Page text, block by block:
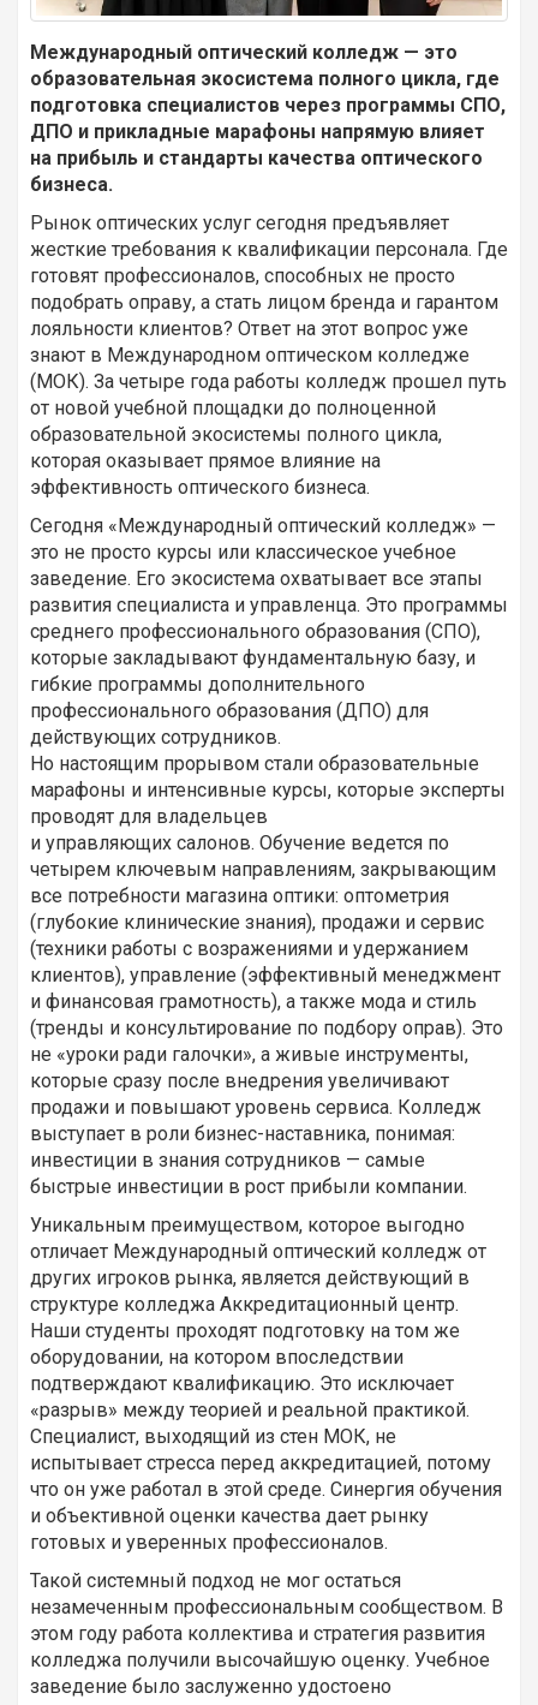
Международный оптический колледж — это
образовательная экосистема полного цикла, где
подготовка специалистов через программы СПО,
ДПО и прикладные марафоны напрямую влияет
на прибыль и стандарты качества оптического
бизнеса.
Рынок оптических услуг сегодня предъявляет
жесткие требования к квалификации персонала. Где
готовят профессионалов, способных не просто
подобрать оправу, а стать лицом бренда и гарантом
лояльности клиентов? Ответ на этот вопрос уже
знают в Международном оптическом колледже
(МОК). За четыре года работы колледж прошел путь
от новой учебной площадки до полноценной
образовательной экосистемы полного цикла,
которая оказывает прямое влияние на
эффективность оптического бизнеса.
Сегодня «Международный оптический колледж» —
это не просто курсы или классическое учебное
заведение. Его экосистема охватывает все этапы
развития специалиста и управленца. Это программы
среднего профессионального образования (СПО),
которые закладывают фундаментальную базу, и
гибкие программы дополнительного
профессионального образования (ДПО) для
действующих сотрудников.
Но настоящим прорывом стали образовательные
марафоны и интенсивные курсы, которые эксперты
проводят для владельцев
и управляющих салонов. Обучение ведется по
четырем ключевым направлениям, закрывающим
все потребности магазина оптики: оптометрия
(глубокие клинические знания), продажи и сервис
(техники работы с возражениями и удержанием
клиентов), управление (эффективный менеджмент
и финансовая грамотность), а также мода и стиль
(тренды и консультирование по подбору оправ). Это
не «уроки ради галочки», а живые инструменты,
которые сразу после внедрения увеличивают
продажи и повышают уровень сервиса. Колледж
выступает в роли бизнес-наставника, понимая:
инвестиции в знания сотрудников — самые
быстрые инвестиции в рост прибыли компании.
Уникальным преимуществом, которое выгодно
отличает Международный оптический колледж от
других игроков рынка, является действующий в
структуре колледжа Аккредитационный центр.
Наши студенты проходят подготовку на том же
оборудовании, на котором впоследствии
подтверждают квалификацию. Это исключает
«разрыв» между теорией и реальной практикой.
Специалист, выходящий из стен МОК, не
испытывает стресса перед аккредитацией, потому
что он уже работал в этой среде. Синергия обучения
и объективной оценки качества дает рынку
готовых и уверенных профессионалов.
Такой системный подход не мог остаться
незамеченным профессиональным сообществом. В
этом году работа коллектива и стратегия развития
колледжа получили высочайшую оценку. Учебное
заведение было заслуженно удостоено